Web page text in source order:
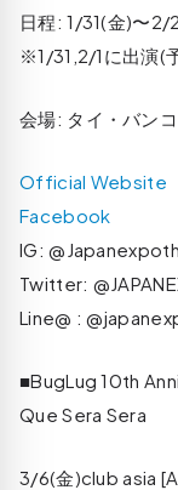
日程: 1/31(金)〜2/
※1/31,2/1に出演(
会場: タイ・バン
Official Website
Facebook
IG:
Twitter:
Line@ :
■BugLug 10th
Que Sera Sera
3/6(金)club asia